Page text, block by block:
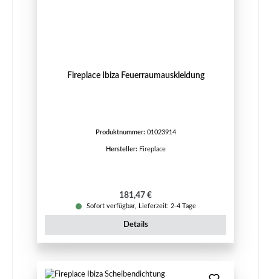
Fireplace Ibiza Feuerraumauskleidung
Produktnummer: 01023914
Hersteller: Fireplace
Regulärer Preis:
181,47 €
Sofort verfügbar, Lieferzeit: 2-4 Tage
Details